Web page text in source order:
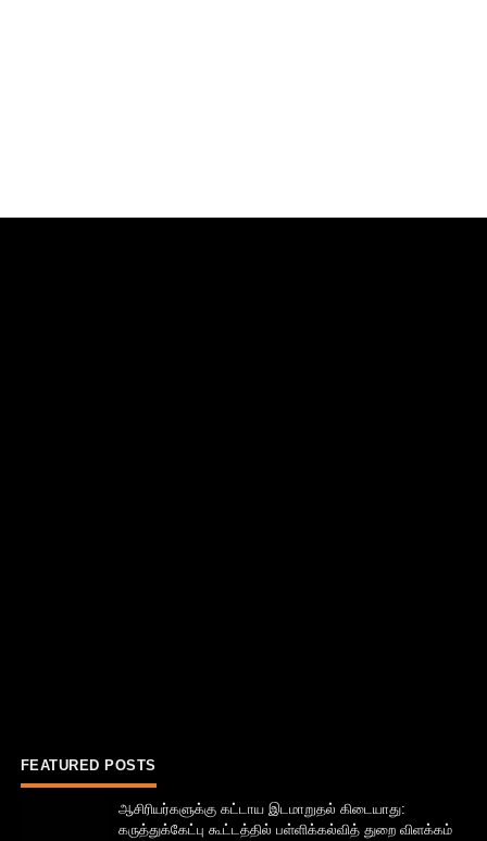
FEATURED POSTS
ஆசிரியர்களுக்கு கட்டாய இடமாறுதல் கிடையாது:
கருத்துக்கேட்பு கூட்டத்தில் பள்ளிக்கல்வித் துறை விளக்கம்